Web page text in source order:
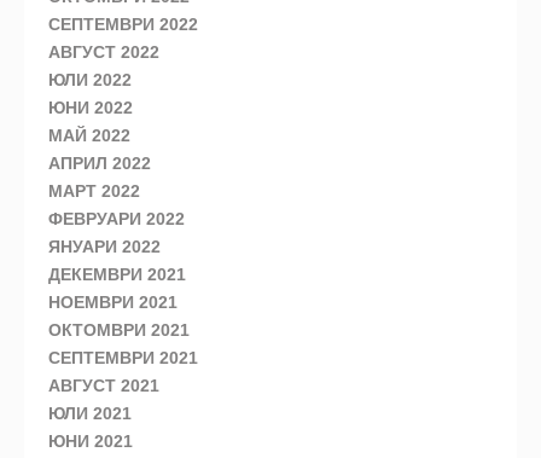
СЕПТЕМВРИ 2022
АВГУСТ 2022
ЮЛИ 2022
ЮНИ 2022
МАЙ 2022
АПРИЛ 2022
МАРТ 2022
ФЕВРУАРИ 2022
ЯНУАРИ 2022
ДЕКЕМВРИ 2021
НОЕМВРИ 2021
ОКТОМВРИ 2021
СЕПТЕМВРИ 2021
АВГУСТ 2021
ЮЛИ 2021
ЮНИ 2021